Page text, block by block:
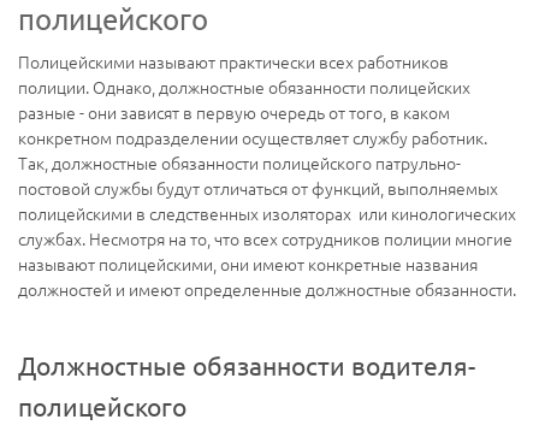
полицейского
Полицейскими называют практически всех работников
полиции. Однако, должностные обязанности полицейских
разные - они зависят в первую очередь от того, в каком
конкретном подразделении осуществляет службу работник.
Так, должностные обязанности полицейского патрульно-
постовой службы будут отличаться от функций, выполняемых
полицейскими в следственных изоляторах или кинологических
службах. Несмотря на то, что всех сотрудников полиции многие
называют полицейскими, они имеют конкретные названия
должностей и имеют определенные должностные обязанности.
Должностные обязанности водителя-
полицейского